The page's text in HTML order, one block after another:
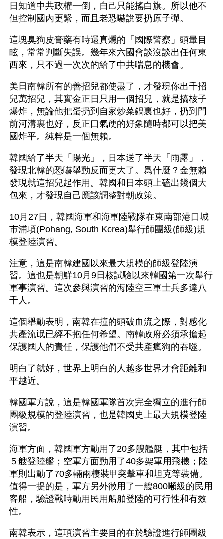
日知道中共政權一倒，自己只能搖白旗。所以他不
但控制國內更緊，而且老恐嚇說要扔原子彈。
這塊臭狗皮膏藥有時還真燻的「國際警察」頭暈目
眩，常常判斷失誤。幾年來六國會談沒談出任何東
西來，只不過一次次的給了中共喘息的機會。
美日南韓所有的善招兒都使盡了，才發現你出千招
兒萬招兒，其實金正日只用一個招兒，就是搞核子
爆炸，無論他把蛋扔到自家炒菜鍋裏也好，扔到門
前河溝裏也好，反正口氣硬的好象隨時都可以把美
國炸平。純粹是一個無賴。
韓國給了半天「陽光」，日本送了半天「雨露」，
發現北韓的恐嚇舉動反而更大了。爲什麼？金無賴
發現就這招兒起作用。韓國和日本頭上磕出幾個大
包來，才發現自己應該調整對朝政策。
10月27日，韓國海軍和海軍陸戰隊在東南部港口城
市浦項(Pohang, South Korea)舉行師團級(師級)規
模登陸演習。
注意，這是南韓建國以來最大規模的師級登陸演
習。這也是朝鮮10月9日核試驗以來韓國第一次舉行
軍事演習。這次參與演習的海陸空三軍士兵多達八
千人。
這個舉動表明，南韓在撞的頭破血流之際，對感化
共產流氓已經不抱任何希望。南韓政府必須承擔起
保護國人的責任，保護他們不受共產瘋狗的吞噬。
明白了就好，世界上明白的人越多世界才會距離和
平越近。
韓國軍方說，這是韓國軍隊首次完全獨立的進行師
團級規模的登陸演習，也是韓國史上最大規模登陸
演習。
海軍方面，韓國軍方動用了20多艘艦艇，其中包括
５艘登陸艦；空軍方面動用了40多架軍用飛機；陸
軍則出動了70多輛兩棲裝甲突擊車和坦克等裝備。
值得一提的是，軍方另外徵用了一艘800噸級的民用
客船，驗證戰時動用民用船舶登陸的可行性和有效
性。
南韓表示，這項演習主要目的在於驗證進行師團級